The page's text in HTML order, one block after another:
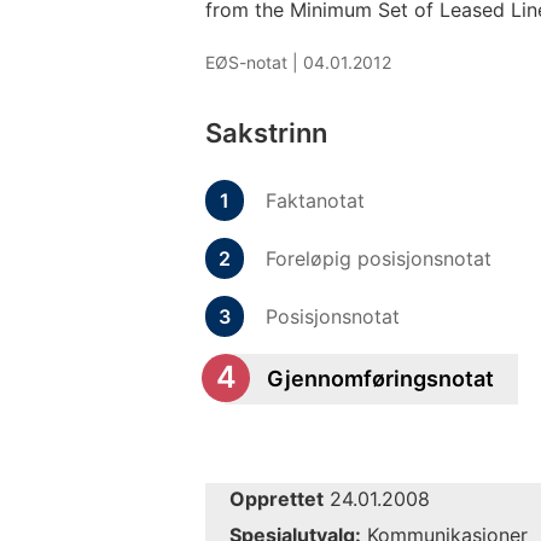
from the Minimum Set of Leased
EØS-notat | 04.01.2012
Sakstrinn
Faktanotat
Foreløpig posisjonsnotat
Posisjonsnotat
Gjennomføringsnotat
Opprettet 24.01.2008
Spesialutvalg: Kommunikasjoner